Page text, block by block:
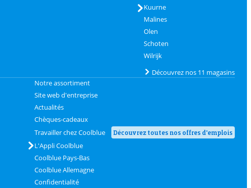
Kuurne
Malines
Olen
Schoten
Wilrijk
Découvrez nos 11 magasins
Notre assortiment
Site web d'entreprise
Actualités
Chèques-cadeaux
Travailler chez Coolblue
Découvrez toutes nos offres d'emplois
L'Appli Coolblue
Coolblue Pays-Bas
Coolblue Allemagne
Confidentialité